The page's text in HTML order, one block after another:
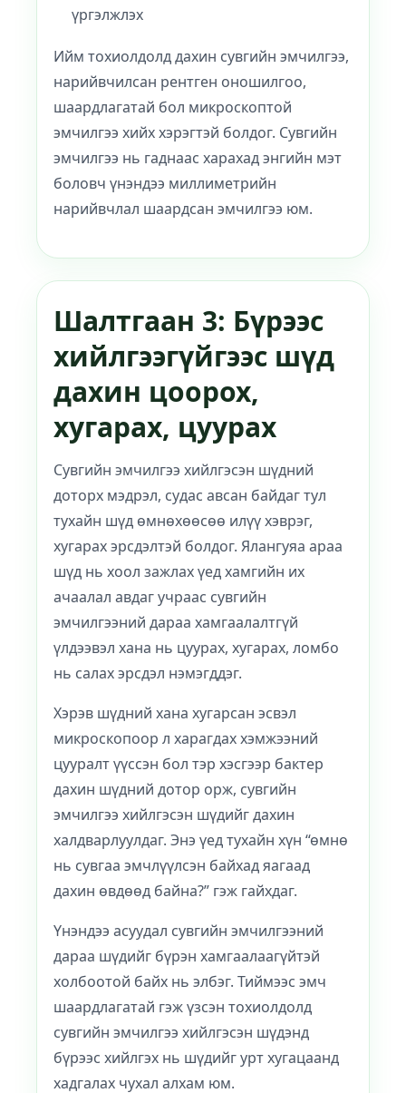
үргэлжлэх
Ийм тохиолдолд дахин сувгийн эмчилгээ,
нарийвчилсан рентген оношилгоо,
шаардлагатай бол микроскоптой
эмчилгээ хийх хэрэгтэй болдог. Сувгийн
эмчилгээ нь гаднаас харахад энгийн мэт
боловч үнэндээ миллиметрийн
нарийвчлал шаардсан эмчилгээ юм.
Шалтгаан 3: Бүрээс
хийлгээгүйгээс шүд
дахин цоорох,
хугарах, цуурах
Сувгийн эмчилгээ хийлгэсэн шүдний
доторх мэдрэл, судас авсан байдаг тул
тухайн шүд өмнөхөөсөө илүү хэврэг,
хугарах эрсдэлтэй болдог. Ялангуяа араа
шүд нь хоол зажлах үед хамгийн их
ачаалал авдаг учраас сувгийн
эмчилгээний дараа хамгаалалтгүй
үлдээвэл хана нь цуурах, хугарах, ломбо
нь салах эрсдэл нэмэгддэг.
Хэрэв шүдний хана хугарсан эсвэл
микроскопоор л харагдах хэмжээний
цууралт үүссэн бол тэр хэсгээр бактер
дахин шүдний дотор орж, сувгийн
эмчилгээ хийлгэсэн шүдийг дахин
халдварлуулдаг. Энэ үед тухайн хүн “өмнө
нь сувгаа эмчлүүлсэн байхад яагаад
дахин өвдөөд байна?” гэж гайхдаг.
Үнэндээ асуудал сувгийн эмчилгээний
дараа шүдийг бүрэн хамгаалаагүйтэй
холбоотой байх нь элбэг. Тиймээс эмч
шаардлагатай гэж үзсэн тохиолдолд
сувгийн эмчилгээ хийлгэсэн шүдэнд
бүрээс хийлгэх нь шүдийг урт хугацаанд
хадгалах чухал алхам юм.